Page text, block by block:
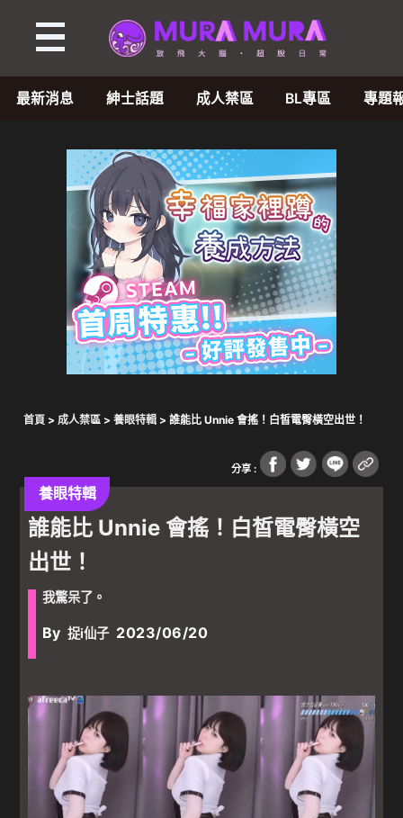
最新消息 紳士話題 成人禁區 BL專區 專題
首頁 > 成人禁區> 養眼特輯> 誰能比 Unnie 會搖！白皙電臀橫空出世！
分享 :
養眼特輯
誰能比 Unnie 會搖！白皙電臀橫空
出世！
我驚呆了。
By 捉i仙子 2023/06/20